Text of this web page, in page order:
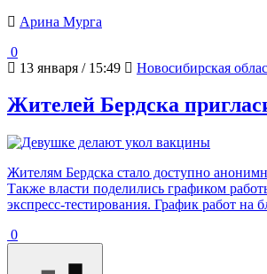
Арина Мурга
0
13 января / 15:49
Новосибирская
Жителей Бердска
Жителям Бердска стало доступно
Также власти поделились графиком
экспресс-тестирования. График работ на
0